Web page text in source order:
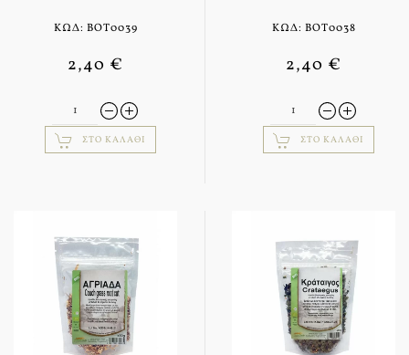
ΚΩΔ: BOT0039
2,40 €
ΣΤΟ ΚΑΛΆΘΙ
ΚΩΔ: BOT0038
2,40 €
ΣΤΟ ΚΑΛΆΘΙ